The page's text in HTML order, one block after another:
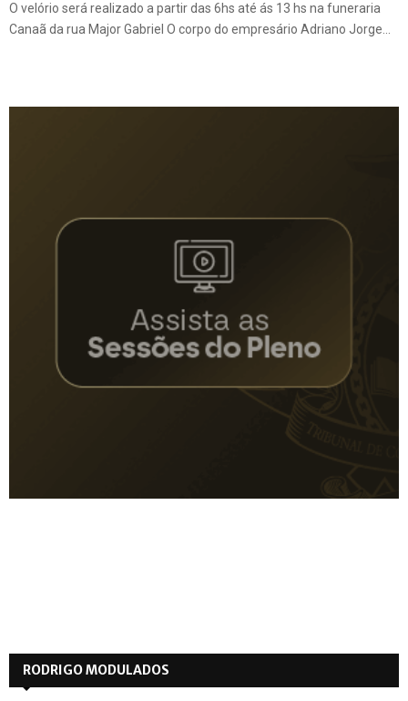
O velório será realizado a partir das 6hs até ás 13 hs na funeraria
Canaã da rua Major Gabriel O corpo do empresário Adriano Jorge...
RODRIGO MODULADOS